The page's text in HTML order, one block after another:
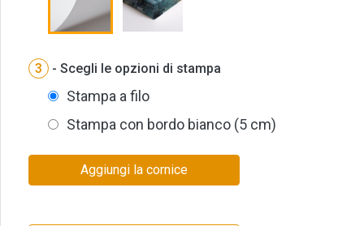
3 - Scegli le opzioni di stampa
Stampa a filo
Stampa con bordo bianco (5 cm)
Aggiungi la cornice